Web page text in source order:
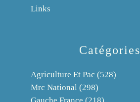
Catégories
Agriculture Et Pac (528)
Mrc National (298)
Links